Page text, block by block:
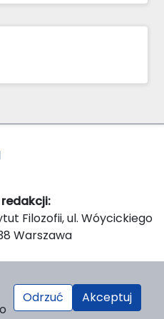
Filozofii, ul. Wóycickiego
Warszawa
ul. Dewajtis 5, domek
Odrzuć Akceptuj